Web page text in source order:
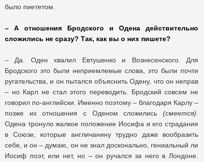
было пиететом.
– А отношения Бродского и Одена действительно
сложились не сразу? Так, как вы о них пишете?
– Да. Оден хвалил Евтушенко и Вознесенского. Для
Бродского это были неприемлемые слова, это были почти
ругательства, и он пытался объяснить Одену, что он неправ
– но Карл не стал этого переводить. Бродский совсем не
говорил по-английски. Именно поэтому – благодаря Карлу –
позже их отношения с Оденом сложились (смеется).
Одена тронуло жалкое положение Иосифа и его страдания
в Союзе, которые англичанину трудно даже вообразить
себе, и он – думаю, он не знал досконально, гениальный ли
Иосиф поэт, или нет, но – он ручался за него в Лондоне.